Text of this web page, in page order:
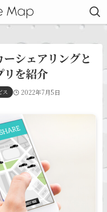
シェアリングと
リを紹介
ス 2022年7月5日